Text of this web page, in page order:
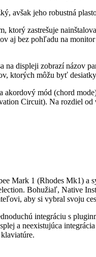
jeho robustná
ktorý zastrešuje
aj bez pohľadu na
na displeji zobrazí názov
ktorých môžu byť
mód (chord
Circuit). Na rozdiel
Mark 1 (Rhodes Mk1)
Bohužiaľ, Native
aby si vybral svoju
integráciu s
a neexistujúca